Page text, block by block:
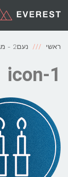
ראשי נעם2 - מבצע קיץ - 2023
icon-1